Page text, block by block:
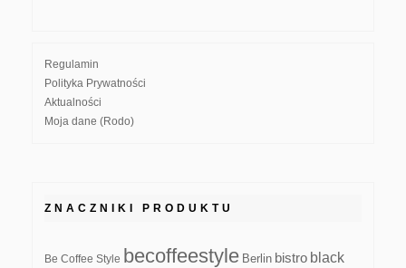
Regulamin
Polityka Prywatności
Aktualności
Moja dane (Rodo)
ZNACZNIKI PRODUKTU
Be Coffee Style becoffeestyle Berlin bistro black